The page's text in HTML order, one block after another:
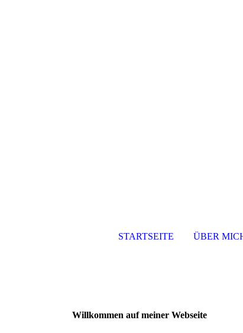
STARTSEITE ÜBER
Willkommen auf meiner Webseite